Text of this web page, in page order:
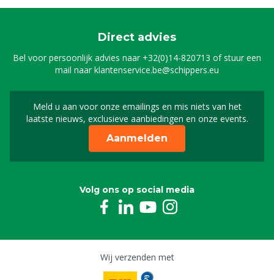
Direct advies
Bel voor persoonlijk advies naar +32(0)14-820713 of stuur een
mail naarklantenservice.be@schippers.eu
Meld u aan voor onze emailings en mis niets van het
laatste nieuws, exclusieve aanbiedingen en onze events.
Meld u aan voor onze
Aanmelden
Volg ons op social media
Wij verzenden met